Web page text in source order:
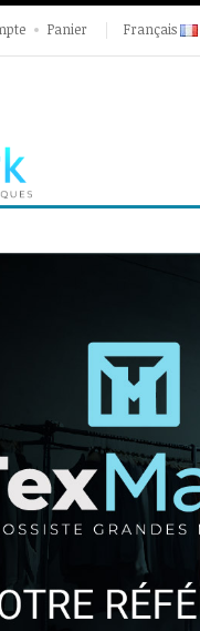
Panier Français